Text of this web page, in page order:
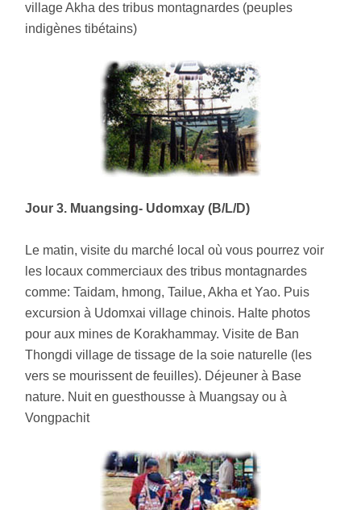
village Akha des tribus montagnardes (peuples
indigènes tibétains)
Jour 3. Muangsing- Udomxay (B/L/D)
Le matin, visite du marché local où vous pourrez voir
les locaux commerciaux des tribus montagnardes
comme: Taidam, hmong, Tailue, Akha et Yao. Puis
excursion à Udomxai village chinois. Halte photos
pour aux mines de Korakhammay. Visite de Ban
Thongdi village de tissage de la soie naturelle (les
vers se mourissent de feuilles). Déjeuner à Base
nature. Nuit en guesthousse à Muangsay ou à
Vongpachit